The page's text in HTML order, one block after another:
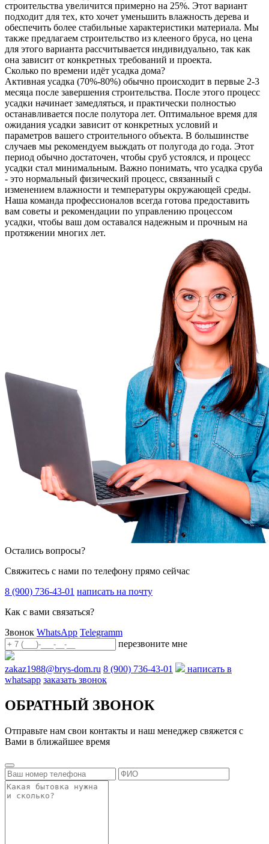
строительства увеличится примерно на 25%. Этот вариант
подходит для тех, кто хочет уменьшить влажность дерева и
обеспечить более стабильные характеристики материала. Мы
также предлагаем строительство из клееного бруса, но цена
для этого варианта рассчитывается индивидуально, так как
она зависит от конкретных требований и проекта.
Сколько по времени идёт усадка дома?
Активная усадка (70%-80%) обычно происходит в первые 2-3
месяца после завершения строительства. После этого процесс
усадки начинает замедляться, и практически полностью
останавливается после полутора лет. Оптимальное время для
ожидания усадки зависит от конкретных условий и
параметров вашего строительного объекта. В большинстве
случаев мы рекомендуем выждать от полугода до года. Этот
период обычно достаточен, чтобы сруб устоялся, и процесс
усадки стал минимальным. Важно понимать, что усадка сруба
- это нормальный физический процесс, связанный с
изменением влажности и температуры окружающей среды.
Наша команда профессионалов всегда готова предоставить
вам советы и рекомендации по управлению процессом
усадки, чтобы ваш дом оставался надежным и прочным на
протяжении многих лет.
Остались вопросы?
Свяжитесь с нами по телефону прямо сейчас
8 (900) 736-43-01 написать на почту
Как с вами связаться?
Звонок WhatsApp Telegramm
перезвоните мне
zakaz1988@brys-dom.ru 8 (900) 736-43-01
написать в
whatsapp заказать звонок
ОБРАТНЫЙ ЗВОНОК
Отправьте нам свои контакты и наш менеджер свяжется с
Вами в ближайшее время